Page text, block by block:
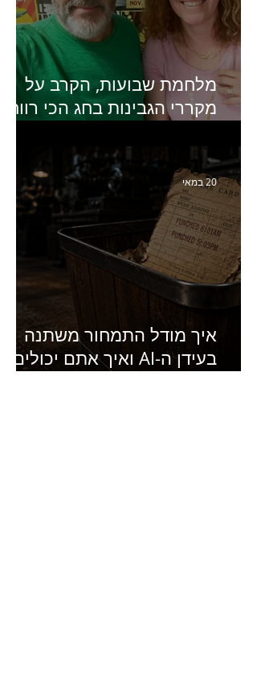
מלחמת שבועות, הקרב על
מקררי הגבינות בחג הכי רווחי
סמנכ״לית השיווק והמכירות
של מחלבות גד
איך מודל התמחור משתנה
בעידן ה-AI ואיך אתם יכולים
20 במאי